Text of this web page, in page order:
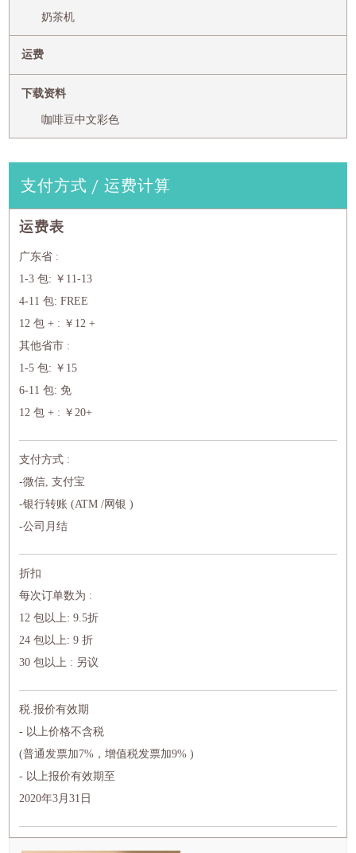
奶茶机
运费
下载资料
咖啡豆中文彩色
支付方式 / 运费计算
运费表
广东省 :
1-3 包: ￥11-13
4-11 包: FREE
12 包 + : ￥12 +
其他省市 :
1-5 包: ￥15
6-11 包: 免
12 包 + : ￥20+
支付方式 :
-微信, 支付宝
-银行转账 (ATM /网银 )
-公司月结
折扣
每次订单数为 :
12 包以上: 9.5折
24 包以上: 9 折
30 包以上 : 另议
税.报价有效期
- 以上价格不含税
(普通发票加7%，增值税发票加9% )
- 以上报价有效期至
2020年3月31日